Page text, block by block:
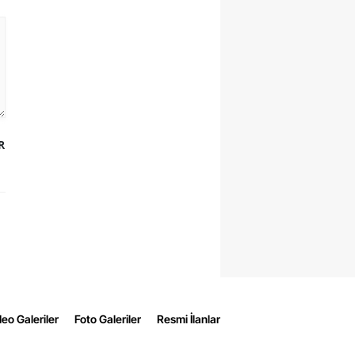
Galeriler Foto Galeriler Resmi İlanlar